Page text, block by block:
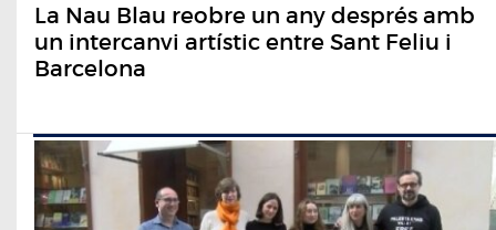
La Nau Blau reobre un any després amb
un intercanvi artístic entre Sant Feliu i
Barcelona